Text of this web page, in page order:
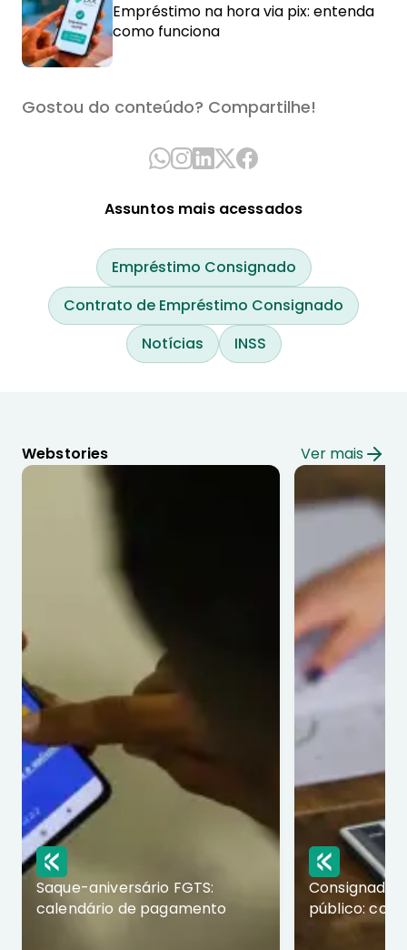
Empréstimo na hora via pix: entenda
como funciona
Gostou do conteúdo? Compartilhe!
Assuntos mais acessados
Empréstimo Consignado
Contrato de Empréstimo Consignado
Notícias
INSS
Webstories Ver mais
Saque-aniversário FGTS:
calendário de pagamento
Consignado
público: